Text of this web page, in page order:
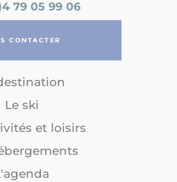
79 05 99 06
CONTACTER
Le ski
et loisirs